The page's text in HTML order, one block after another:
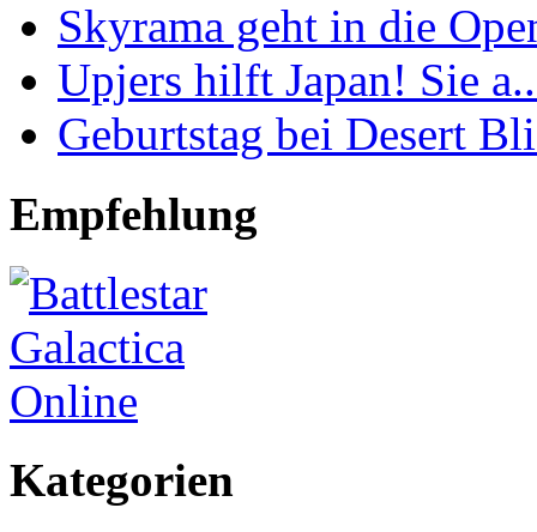
Skyrama geht in die
Upjers hilft Japan! Sie
Geburtstag bei Desert
Empfehlung
Kategorien